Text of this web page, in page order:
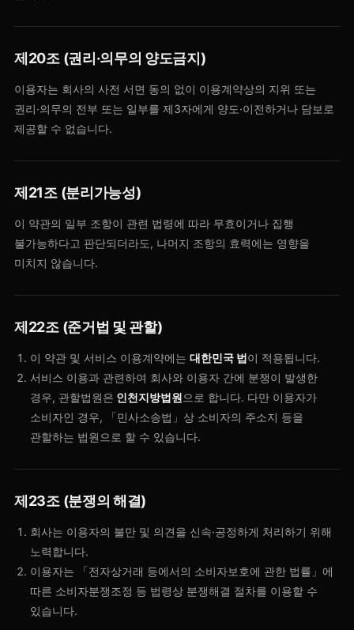
제20조 (권리·의무의 양도금지)
이용자는 회사의 사전 서면 동의 없이 이용계약상의 지위 또는
권리·의무의 전부 또는 일부를 제3자에게 양도·이전하거나 담보로
제공할 수 없습니다.
제21조 (분리가능성)
이 약관의 일부 조항이 관련 법령에 따라 무효이거나 집행
불가능하다고 판단되더라도, 나머지 조항의 효력에는 영향을
미치지 않습니다.
제22조 (준거법 및 관할)
이 약관 및 서비스 이용계약에는 대한민국 법이 적용됩니다.
서비스 이용과 관련하여 회사와 이용자 간에 분쟁이 발생한
경우, 관할법원은 인천지방법원으로 합니다. 다만 이용자가
소비자인 경우, 「민사소송법」상 소비자의 주소지 등을
관할하는 법원으로 할 수 있습니다.
제23조 (분쟁의 해결)
회사는 이용자의 불만 및 의견을 신속·공정하게 처리하기 위해
노력합니다.
이용자는 「전자상거래 등에서의 소비자보호에 관한 법률」에
따른 소비자분쟁조정 등 법령상 분쟁해결 절차를 이용할 수
있습니다.